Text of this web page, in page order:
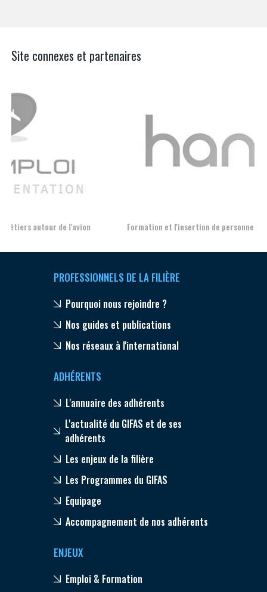
Site connexes et partenaires
Formation et l'insertion de personnes en situation de handicap
PROFESSIONNELS DE LA FILIÈRE
Pourquoi nous rejoindre ?
Nos guides et publications
Nos réseaux à l'international
ADHÉRENTS
L'annuaire des adhérents
L'actualité du GIFAS et de ses
adhérents
Les enjeux de la filière
Les Programmes du GIFAS
Equipage
Accompagnement de nos adhérents
ENJEUX
Emploi & Formation